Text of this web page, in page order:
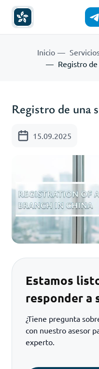
Inicio
Registro
Registro de una
15.09.2025
Estamos
responder a
¿Tiene pregunta
con nuestro asesor
experto.